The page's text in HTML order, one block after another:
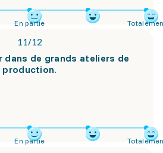
En partie
11/12
dans de grands ateliers de
production.
En partie